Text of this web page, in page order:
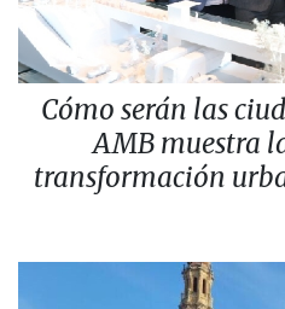
Cómo serán las
AMB muestra
transformación